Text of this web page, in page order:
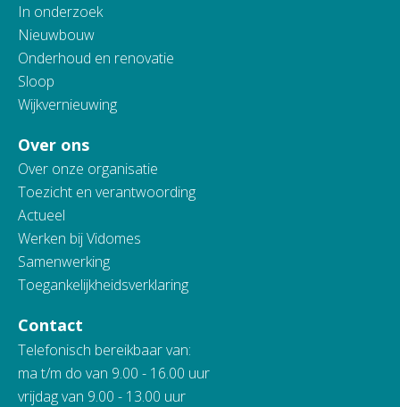
In onderzoek
Nieuwbouw
Onderhoud en renovatie
Sloop
Wijkvernieuwing
Over ons
Over onze organisatie
Toezicht en verantwoording
Actueel
Werken bij Vidomes
Samenwerking
Toegankelijkheidsverklaring
Contact
Telefonisch bereikbaar van:
ma t/m do van 9.00 - 16.00 uur
vrijdag van 9.00 - 13.00 uur